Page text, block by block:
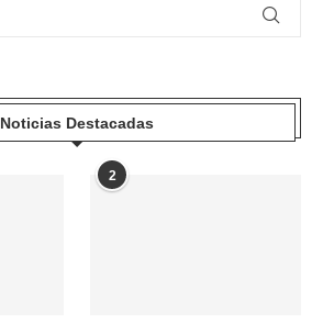
Noticias Destacadas
2